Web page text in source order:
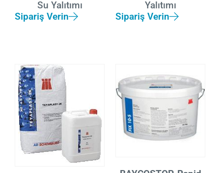
Su Yalıtımı
Sipariş Verin
Yalıtımı
Sipariş Verin